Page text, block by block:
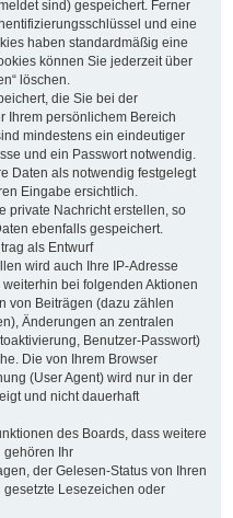
sind) gespeichert. Ferner
und eine
haben standardmäßig eine
können Sie jederzeit über
löschen.
die Sie bei der
Ihrem persönlichem Bereich
mindestens ein eindeutiger
und ein Passwort notwendig.
Daten als notwendig festgelegt
Eingabe ersichtlich.
private Nachricht erstellen, so
ebenfalls gespeichert.
als Entwurf
wird auch Ihre IP-Adresse
bei folgenden Aktionen
von Beiträgen (dazu zählen
Änderungen an zentralen
Benutzer-Passwort)
Die von Ihrem Browser
(User Agent) wird nur in der
und nicht dauerhaft
des Boards, dass weitere
gehören Ihr
der Gelesen-Status von Ihren
Lesezeichen oder